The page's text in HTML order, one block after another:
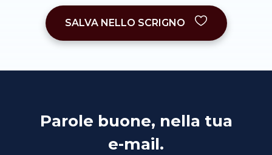
SALVA NELLO SCRIGNO
Parole buone, nella tua
e-mail.